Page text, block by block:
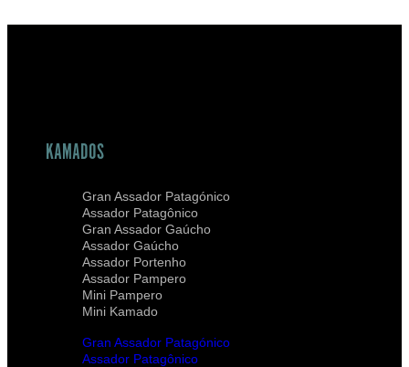
KAMADOS
Gran Assador Patagónico
Assador Patagônico
Gran Assador Gaúcho
Assador Gaúcho
Assador Portenho
Assador Pampero
Mini Pampero
Mini Kamado
Gran Assador Patagónico
Assador Patagônico